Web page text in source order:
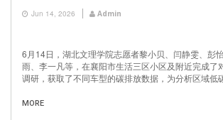
Jun 14, 2026 Admin
6月14日，湖北文理学院志愿者黎小贝、闫静雯、彭
雨、李一凡等，在襄阳市生活三区小区及附近完成了
调研，获取了不同车型的碳排放数据，为分析区域低
MORE